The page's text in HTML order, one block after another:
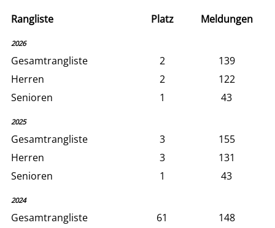
Rangliste Platz Meldungen
2026
Gesamtrangliste 2
139
Herren
2
122
Senioren
1 43
2025
Gesamtrangliste 3
155
Herren
3
131
Senioren
1 43
2024
Gesamtrangliste 61
148